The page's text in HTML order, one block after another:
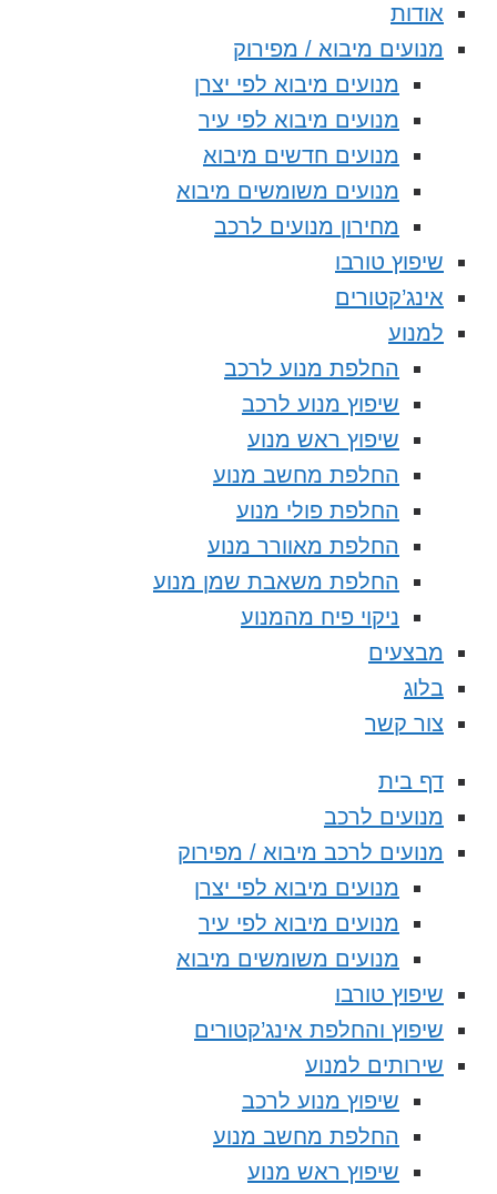
אודות
מנועים מיבוא / מפירוק
מנועים מיבוא לפי יצרן
מנועים מיבוא לפי עיר
מנועים חדשים מיבוא
מנועים משומשים מיבוא
מחירון מנועים לרכב
שיפוץ טורבו
אינג’קטורים
למנוע
החלפת מנוע לרכב
שיפוץ מנוע לרכב
שיפוץ ראש מנוע
החלפת מחשב מנוע
החלפת פולי מנוע
החלפת מאוורר מנוע
החלפת משאבת שמן מנוע
ניקוי פיח מהמנוע
מבצעים
בלוג
צור קשר
דף בית
מנועים לרכב
מנועים לרכב מיבוא / מפירוק
מנועים מיבוא לפי יצרן
מנועים מיבוא לפי עיר
מנועים משומשים מיבוא
שיפוץ טורבו
שיפוץ והחלפת אינג’קטורים
שירותים למנוע
שיפוץ מנוע לרכב
החלפת מחשב מנוע
שיפוץ ראש מנוע